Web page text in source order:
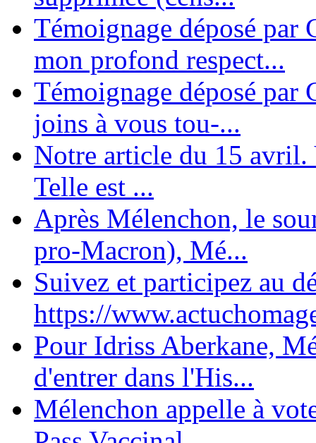
Témoignage déposé par
mon profond respect...
Témoignage déposé par
joins à vous tou-...
Notre article du 15 avril.
Telle est ...
Après Mélenchon, le
pro-Macron), Mé...
Suivez et participez au
https://
Pour Idriss Aberkane,
d'entrer dans l'His...
Mélenchon appelle à